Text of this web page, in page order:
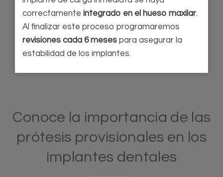
correctamente integrado en el hueso maxilar.
Al finalizar este proceso programaremos
revisiones cada 6 meses para asegurar la
estabilidad de los implantes.
Conoce la importancia de las
prótesis provisionales en los
implantes dentales